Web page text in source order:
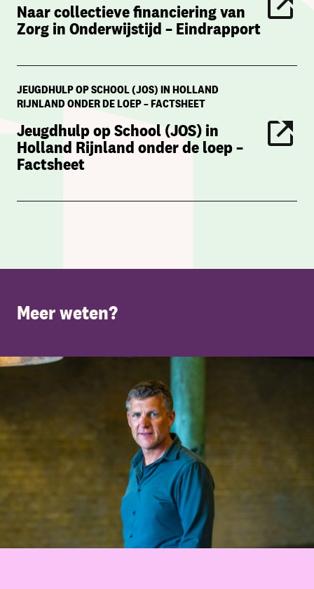
Naar collectieve financiering van
Zorg in Onderwijstijd – Eindrapport
JEUGDHULP OP SCHOOL (JOS) IN HOLLAND
RIJNLAND ONDER DE LOEP – FACTSHEET
Jeugdhulp op School (JOS) in
Holland Rijnland onder de loep –
Factsheet
Meer weten?